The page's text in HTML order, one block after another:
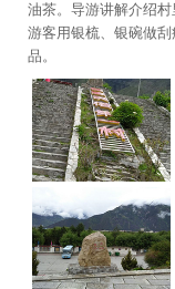
油茶。导游讲解介绍
游客用银梳、银碗做
品。